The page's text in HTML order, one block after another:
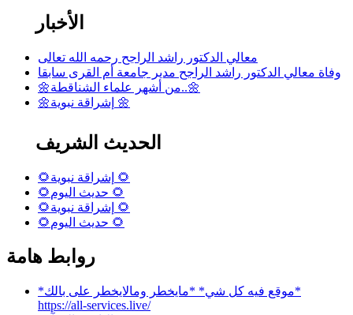
الأخبار
معالي الدكتور راشد الراجح رحمه الله تعالى
وفاة معالي الدكتور راشد الراجح مدير جامعة أم القرى سابقا
🌼من أشهر علماء الشناقطة..🌼
🌼إشراقة نبوية 🌼
الحديث الشريف
🌻إشراقة نبوية 🌻
🌻حديث اليوم 🌻
🌻إشراقة نبوية 🌻
🌻حديث اليوم 🌻
روابط هامة
*موقع فيه كل شي* *مايخطر ومالايخطر على بالك*
https://all-services.live/